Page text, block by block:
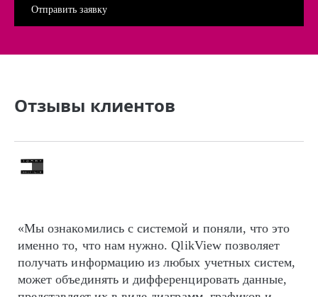
Отзывы клиентов
«Мы ознакомились с системой и поняли, что это
именно то, что нам нужно. QlikView позволяет
получать информацию из любых учетных систем,
может объединять и дифференцировать данные,